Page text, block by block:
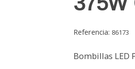
Referencia: 86173
Bombillas LED